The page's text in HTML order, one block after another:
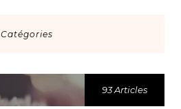
Catégories
93 Articles